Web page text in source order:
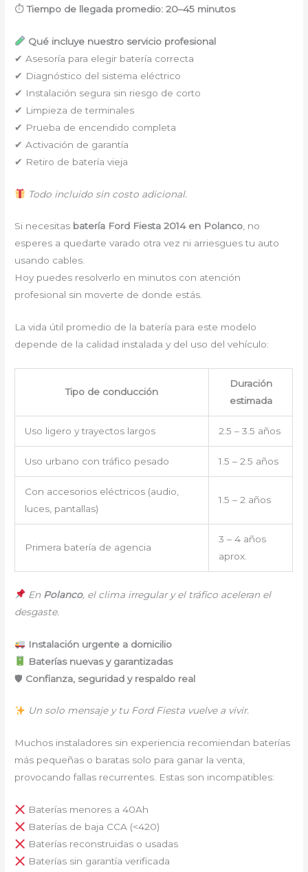
⏱Tiempo de llegada promedio: 20–45 minutos
Qué incluye nuestro servicio profesional
✔ Asesoría para elegir batería correcta
✔ Diagnóstico del sistema eléctrico
✔ Instalación segura sin riesgo de corto
✔ Limpieza de terminales
✔ Prueba de encendido completa
✔ Activación de garantía
✔ Retiro de batería vieja
Todo incluido sin costo adicional.
Si necesitas batería Ford Fiesta 2014 en Polanco, no
esperes a quedarte varado otra vez ni arriesgues tu auto
usando cables.
Hoy puedes resolverlo en minutos con atención
profesional sin moverte de donde estás.
La vida útil promedio de la batería para este modelo
depende de la calidad instalada y del uso del vehículo:
Tipo de conducción
Duración
estimada
Uso ligero y trayectos largos 2.5 – 3.5 años
Uso urbano con tráfico pesado 1.5 – 2.5 años
Con accesorios eléctricos (audio,
luces, pantallas)
1.5 – 2 años
Primera batería de agencia
3 – 4 años
aprox.
En Polanco, el clima irregular y el tráfico aceleran el
desgaste.
Instalación urgente a domicilio
Baterías nuevas y garantizadas
🛡 Confianza, seguridad y respaldo real
Un solo mensaje y tu Ford Fiesta vuelve a vivir.
Muchos instaladores sin experiencia recomiendan baterías
más pequeñas o baratas solo para ganar la venta,
provocando fallas recurrentes. Estas son incompatibles:
Baterías menores a 40Ah
Baterías de baja CCA (<420)
Baterías reconstruidas o usadas
Baterías sin garantía verificada